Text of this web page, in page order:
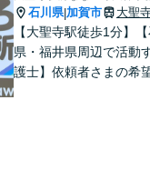
石川県|加賀市 大聖
【大聖寺駅徒歩1分】【
県・福井県周辺で活動
護士】依頼者さまの希